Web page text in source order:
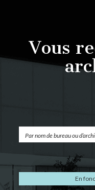
Vous
En